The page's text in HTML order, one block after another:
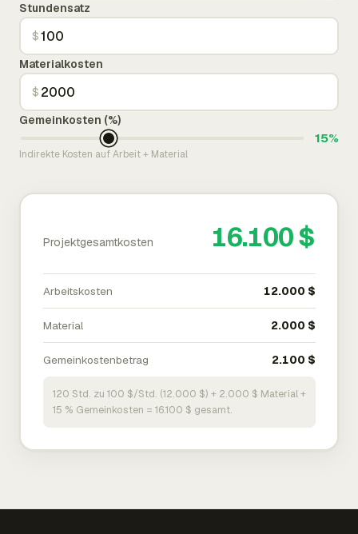
Stundensatz
$
Materialkosten
$
Gemeinkosten (%)
15%
Indirekte Kosten auf Arbeit + Material
Projektgesamtkosten 16.100 $
Arbeitskosten 12.000 $
Material 2.000 $
Gemeinkostenbetrag 2.100 $
120 Std. zu 100 $/Std. (12.000 $) + 2.000 $ Material +
15 % Gemeinkosten = 16.100 $ gesamt.